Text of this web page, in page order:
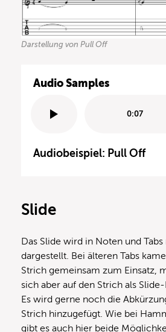
Darstellung von Pull Off
Audio Samples
0:07
Audiobeispiel: Pull Off
Slide
Das Slide wird in Noten und
dargestellt. Bei älteren Tabs
Strich gemeinsam zum Einsatz,
sich aber auf den Strich als
Es wird gerne noch die
Strich hinzugefügt. Wie bei
gibt es auch hier beide